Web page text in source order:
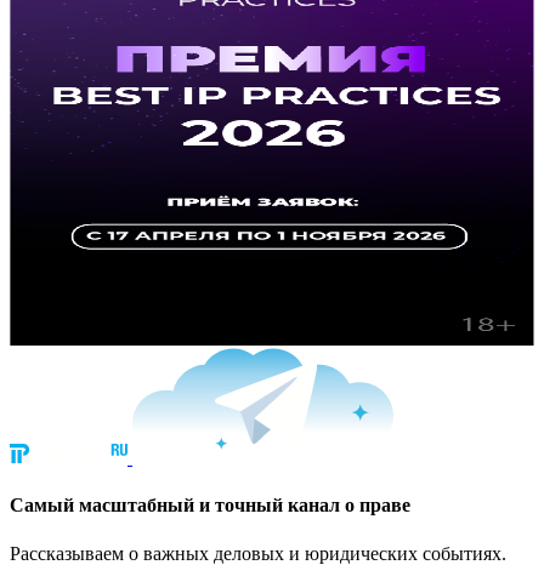
Cамый масштабный и точный канал о праве
Рассказываем о важных деловых и юридических событиях.